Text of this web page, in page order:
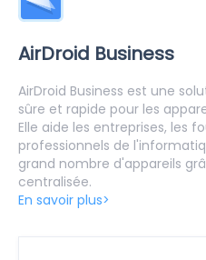
AirDroid Business
AirDroid Business est une
sûre et rapide pour les
Elle aide les entreprises, les
professionnels de
grand nombre d'appareils
centralisée.
En savoir plus>